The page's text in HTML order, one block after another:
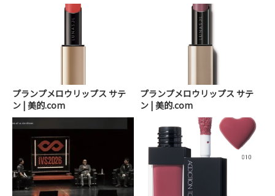
プランプメロウリップス サテ
ン | 美的.com
プランプメロウリップス サテ
ン | 美的.com